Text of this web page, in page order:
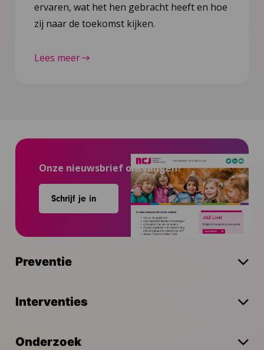
ervaren, wat het hen gebracht heeft en hoe
zij naar de toekomst kijken.
Lees meer
Onze nieuwsbrief ontvangen?
Schrijf je in
Preventie
Interventies
Onderzoek